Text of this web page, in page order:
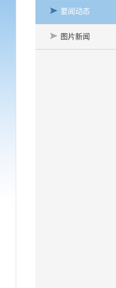
要闻动态
图片新闻